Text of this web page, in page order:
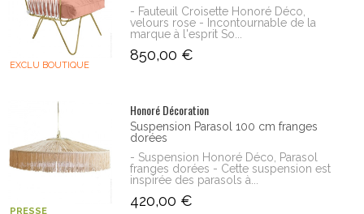
EXCLU BOUTIQUE
- Fauteuil Croisette Honoré Déco,
velours rose - Incontournable de la
marque à l'esprit So...
850,00 €
PRESSE
Honoré Décoration
Suspension Parasol 100 cm franges
dorées
- Suspension Honoré Déco, Parasol
franges dorées - Cette suspension est
inspirée des parasols à...
420,00 €